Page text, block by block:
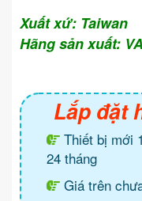
Xuất xứ: Taiwan
Hãng sản xuất:
Lắp đặt
Thiết bị mới
24 tháng
Giá trên